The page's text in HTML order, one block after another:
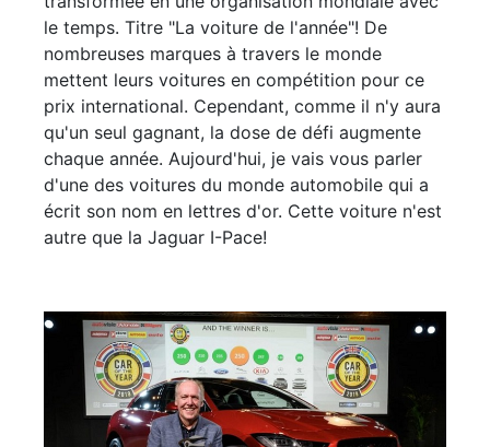
le temps. Titre "La voiture de l'année"! De
nombreuses marques à travers le monde
mettent leurs voitures en compétition pour ce
prix international. Cependant, comme il n'y aura
qu'un seul gagnant, la dose de défi augmente
chaque année. Aujourd'hui, je vais vous parler
d'une des voitures du monde automobile qui a
écrit son nom en lettres d'or. Cette voiture n'est
autre que la Jaguar I-Pace!